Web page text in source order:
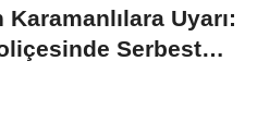
Karamanlılara Uyarı:
Serbest